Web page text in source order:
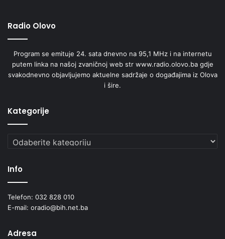
Radio Olovo
Program se emituje 24. sata dnevno na 95,1 MHz i na internetu
putem linka na našoj zvaničnoj web str www.radio.olovo.ba gdje
svakodnevno objavljujemo aktuelne sadržaje o događajima iz Olova
i šire.
Kategorije
Kategorije
Info
Telefon: 032 828 010
E-mail: oradio@bih.net.ba
Adresa